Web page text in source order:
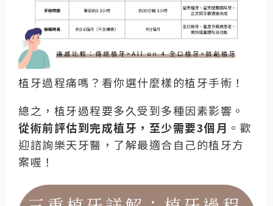
植牙過程痛嗎？看你選什麼樣的植牙手術！
總之，植牙過程要多久受到多種因素影響。
從術前評估到完成植牙， 至少需要3個月 。歡
迎諮詢樂天牙醫，了解最適合自己的植牙方
案喔！